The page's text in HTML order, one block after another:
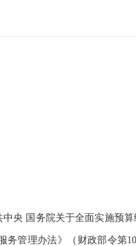
国务院关于全面实施预算
管理办法》（财政部令第